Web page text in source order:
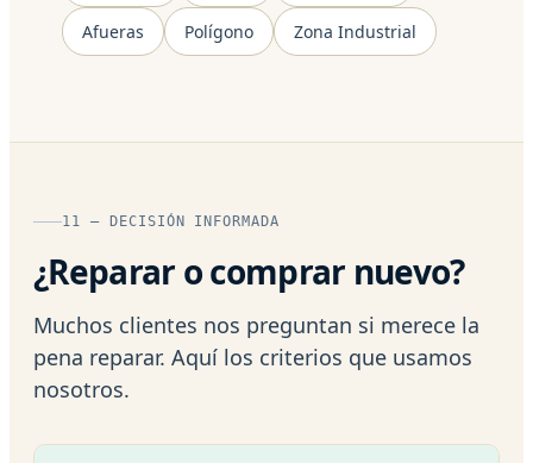
Afueras Polígono Zona Industrial
11 — DECISIÓN INFORMADA
¿Reparar o comprar nuevo?
Muchos clientes nos preguntan si merece la
pena reparar. Aquí los criterios que usamos
nosotros.